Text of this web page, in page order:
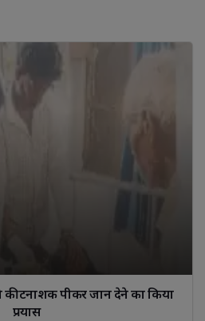
पीकर जान देने का किया
प्रयास